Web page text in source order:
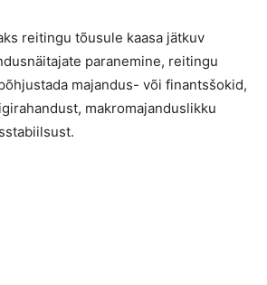
reitingu tõusule kaasa jätkuv
paranemine, reitingu
majandus- või finantsšokid,
makromajanduslikku